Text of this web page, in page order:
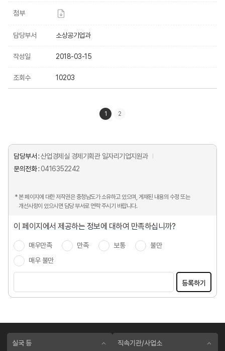
첨부
담당부서 소상공기업과
작성일 2018-03-15
조회수 10203
1 2
담당부서 :산업경제실 경제기획관 일자리기업지원과
문의전화 : 0416352242
* 본 페이지에 대한 저작권은 충청남도가 소유하고 있으며, 게재된 내용의 수정 또는
개선사항이 있으시면 담당 부서로 연락 주시기 바랍니다.
이 페이지에서 제공하는 정보에 대하여 만족하십니까?
매우만족 만족 보통
불만
매우 불만
등록하기
실국 등 직속기관/사업소